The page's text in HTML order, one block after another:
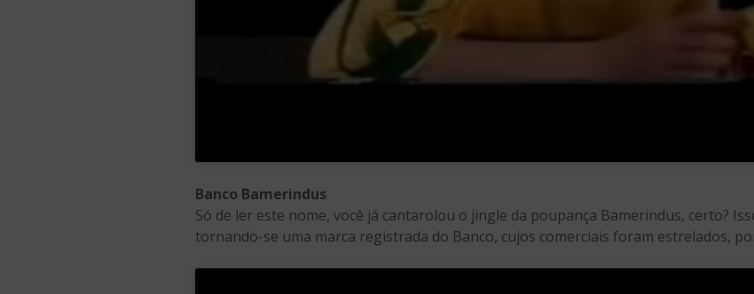
Banco Bamerindus
Só de ler este nome, você já cantarolou o jingle da poupança Bamerindus, certo?
tornando-se uma marca registrada do Banco, cujos comerciais foram estrelados,